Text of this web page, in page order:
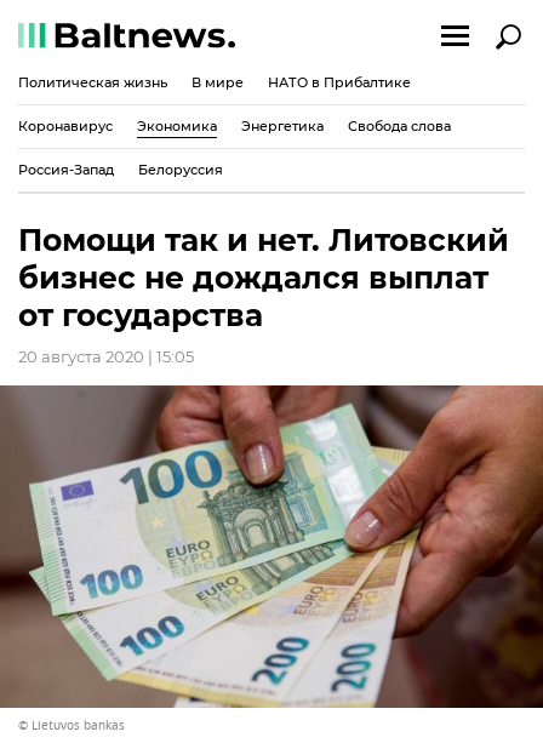
Политическая жизнь В мире НАТО в Прибалтике
Коронавирус Экономика Энергетика Свобода слова
Россия-Запад Белоруссия
Помощи так и нет. Литовский
бизнес не дождался выплат
от государства
20 августа 2020 | 15:05
© Lietuvos bankas